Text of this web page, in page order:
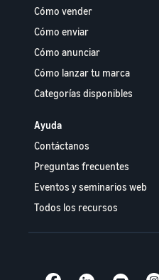
Cómo vender
Cómo enviar
Cómo anunciar
Cómo lanzar tu marca
Categorías disponibles
Ayuda
Contáctanos
Preguntas frecuentes
Eventos y seminarios web
Todos los recursos